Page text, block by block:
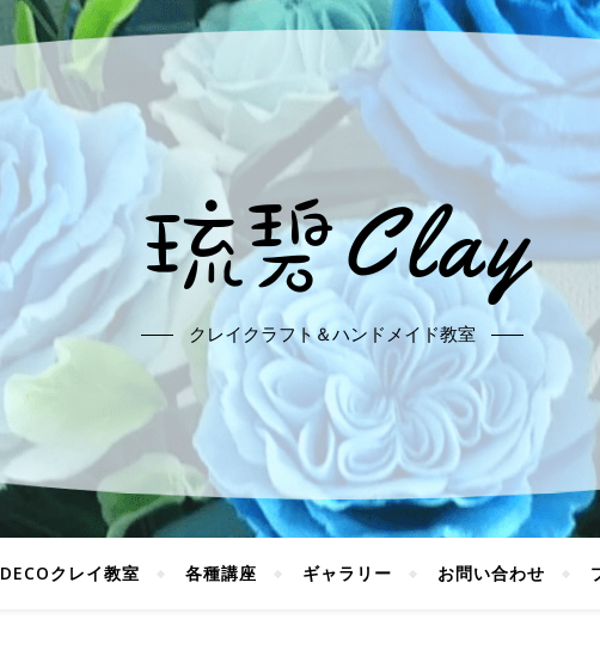
クレイクラフト＆ハンドメイド教室
DECOクレイ教室 各種講座 ギャラリー お問い合わせ